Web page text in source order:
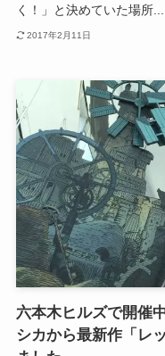
く！」と決めていた場所...
2017年2月11日
六本木ヒルズで開催
シカから最新作「レ